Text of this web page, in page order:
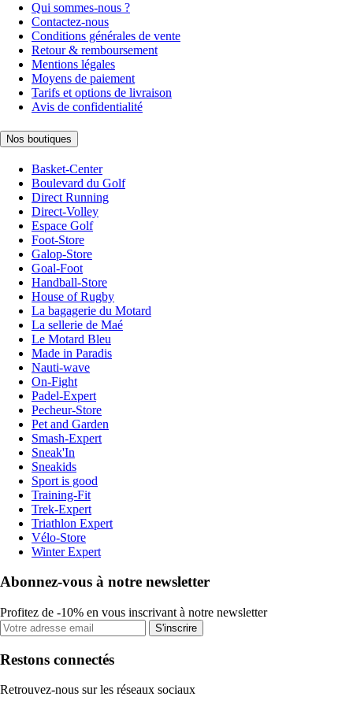
Qui sommes-nous ?
Contactez-nous
Conditions générales de vente
Retour & remboursement
Mentions légales
Moyens de paiement
Tarifs et options de livraison
Avis de confidentialité
Nos boutiques
Basket-Center
Boulevard du Golf
Direct Running
Direct-Volley
Espace Golf
Foot-Store
Galop-Store
Goal-Foot
Handball-Store
House of Rugby
La bagagerie du Motard
La sellerie de Maé
Le Motard Bleu
Made in Paradis
Nauti-wave
On-Fight
Padel-Expert
Pecheur-Store
Pet and Garden
Smash-Expert
Sneak'In
Sneakids
Sport is good
Training-Fit
Trek-Expert
Triathlon Expert
Vélo-Store
Winter Expert
Abonnez-vous à notre newsletter
Profitez de -10% en vous inscrivant à notre newsletter
S'inscrire
Restons connectés
Retrouvez-nous sur les réseaux sociaux